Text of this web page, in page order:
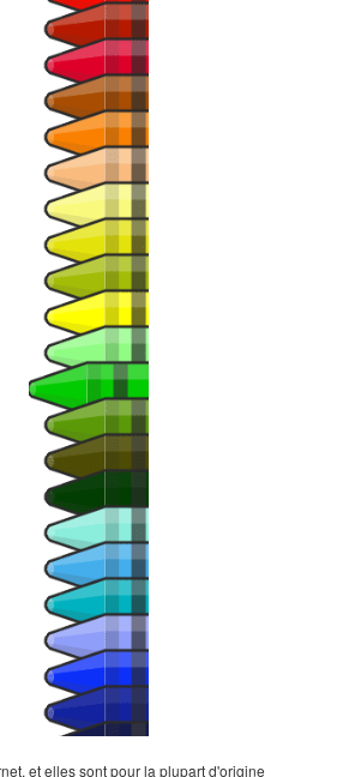
et elles sont pour la plupart d'origine